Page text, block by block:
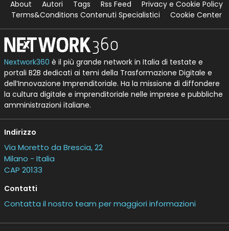
About Autori Tags Rss Feed
Privacy e Cookie Policy
Terms&Conditions Contenuti Specialistici
Cookie Center
Nextwork360 è il più grande network in Italia di testate e
portali B2B dedicati ai temi della Trasformazione Digitale e
dell’Innovazione Imprenditoriale. Ha la missione di diffondere
la cultura digitale e imprenditoriale nelle imprese e pubbliche
amministrazioni italiane.
Indirizzo
Via Moretto da Brescia, 22
Milano - Italia
CAP 20133
Contatti
Contatta il nostro team per maggiori informazioni